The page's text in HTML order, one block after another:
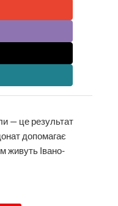
— це результат
допомагає
живуть Івано-